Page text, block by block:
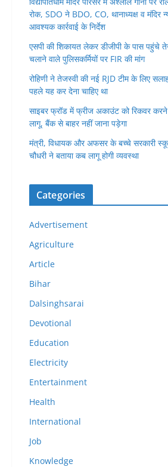
रोक, SDO ने BDO, CO, थानाध्यक्ष व मंदिर
आवश्यक कार्रवाई के निर्देश
एसपी की शिकायत लेकर डीजीपी के पास पहुंचे
चलाने वाले पुलिसकर्मियों पर FIR की मांग
रोहिणी ने तेजस्वी की नई RJD टीम के लिए
पहले यह कर देना चाहिए था
साइबर फ्रॉड में फ्रीज अकाउंट को रिकवर
लागू, बैंक से बाहर नहीं जाना पड़ेगा
मंत्री, विधायक और अफसर के बच्चे सरकारी
चौधरी ने बताया कब लागू होगी व्यवस्था
Categories
Advertisement
Agriculture
Article
Bihar
Dalsinghsarai
Devotional
Education
Electricity
Entertainment
Health
International
Job
Knowledge